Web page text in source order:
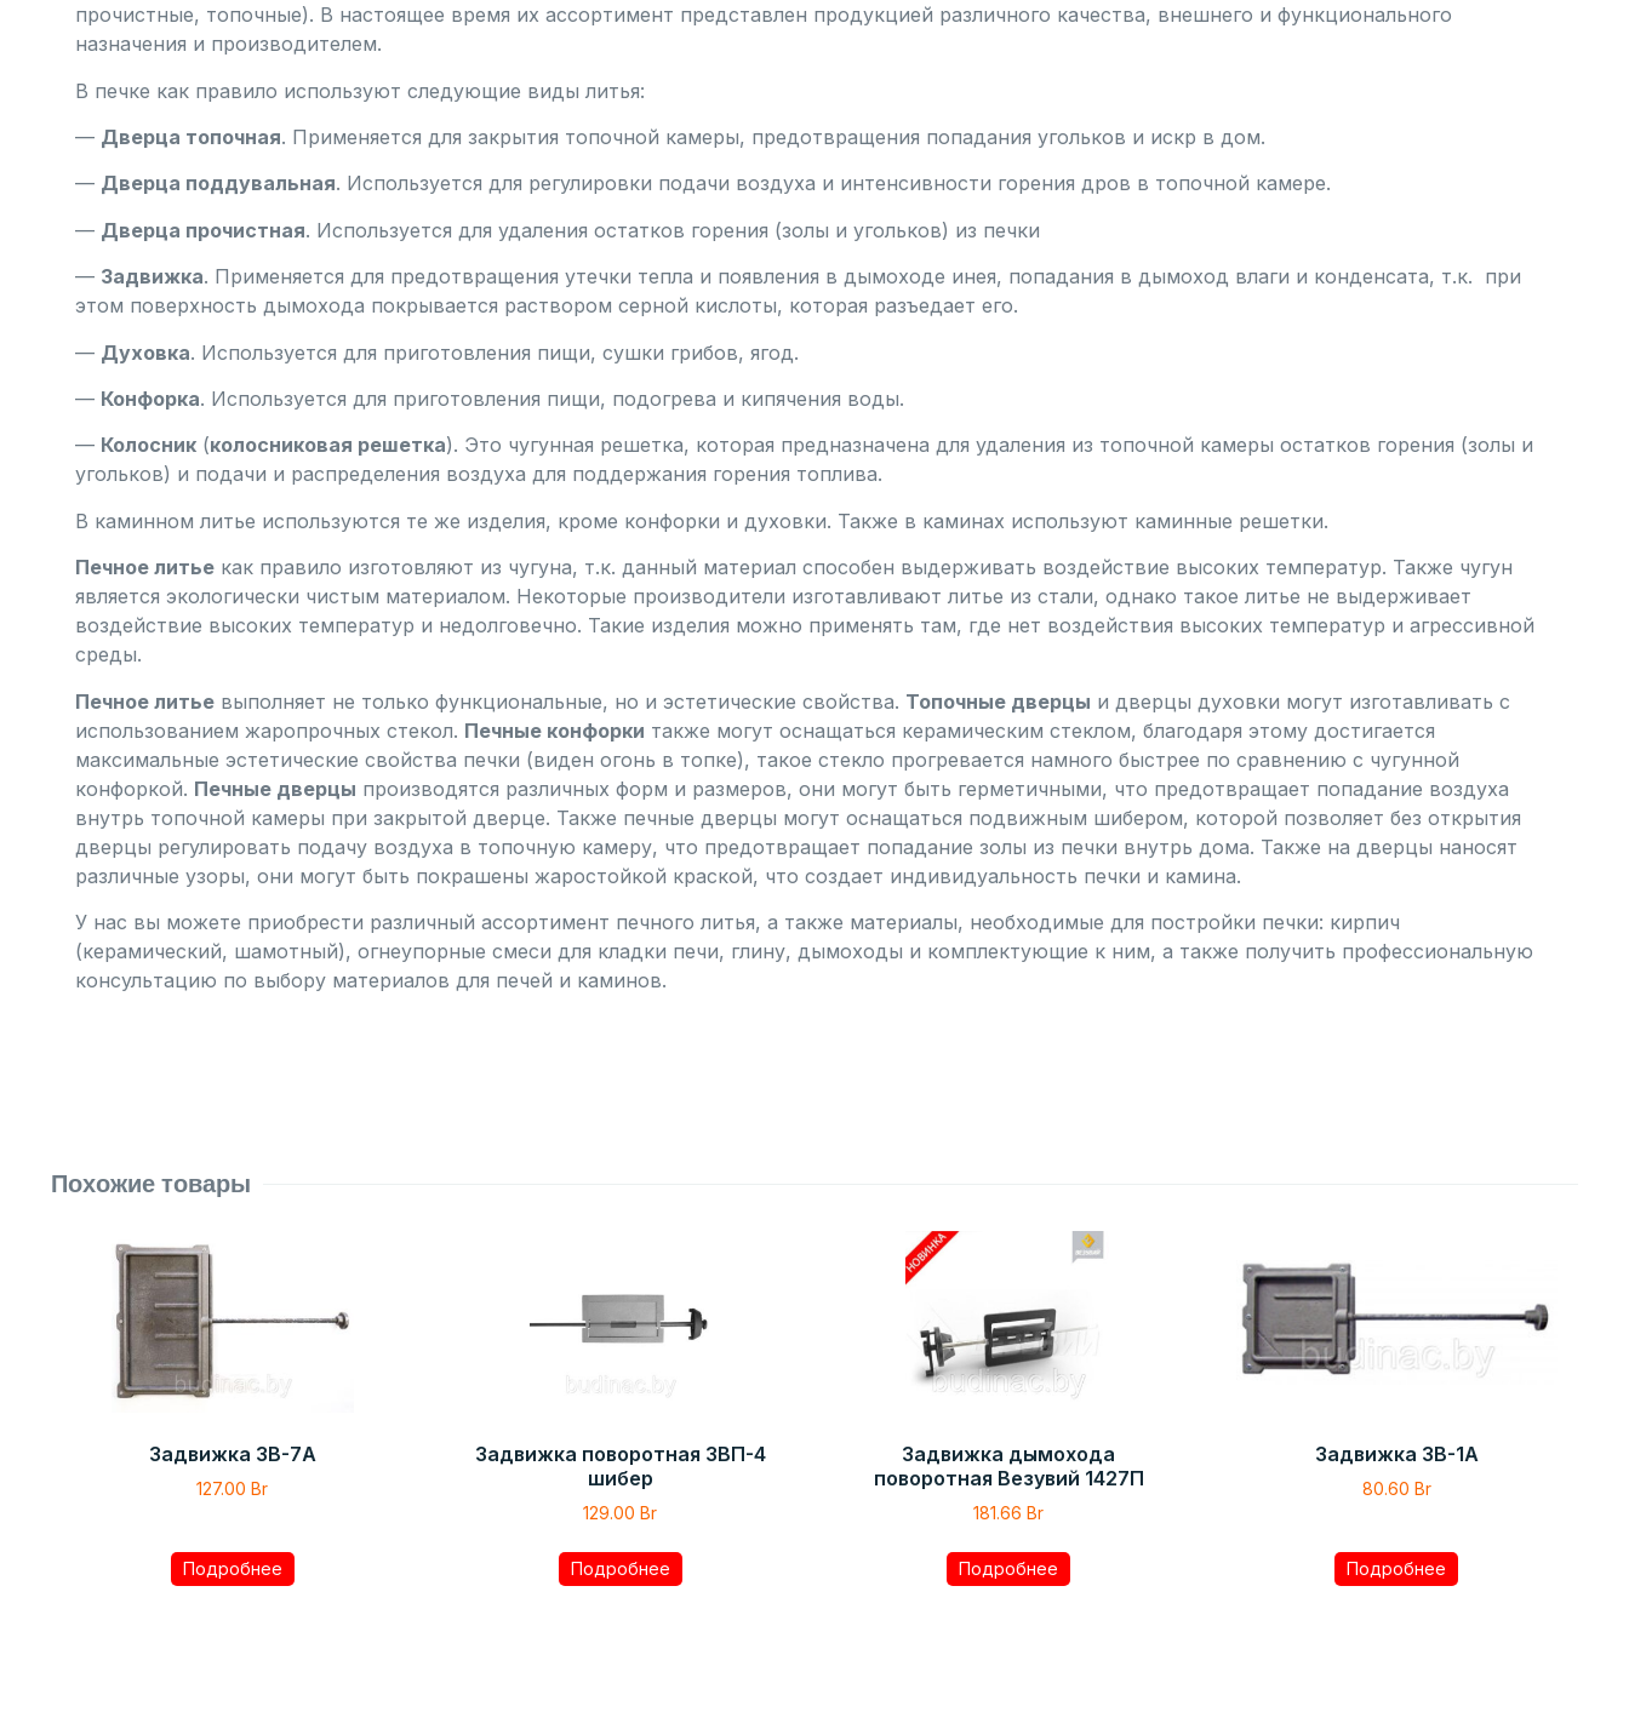
прочистные, топочные). В настоящее время их ассортимент представлен продукцией различного качества, внешнего и функционального
назначения и производителем.
В печке как правило используют следующие виды литья:
— Дверца топочная. Применяется для закрытия топочной камеры, предотвращения попадания угольков и искр в дом.
— Дверца поддувальная. Используется для регулировки подачи воздуха и интенсивности горения дров в топочной камере.
— Дверца прочистная. Используется для удаления остатков горения (золы и угольков) из печки
— Задвижка. Применяется для предотвращения утечки тепла и появления в дымоходе инея, попадания в дымоход влаги и конденсата, т.к. при
этом поверхность дымохода покрывается раствором серной кислоты, которая разъедает его.
— Духовка. Используется для приготовления пищи, сушки грибов, ягод.
— Конфорка. Используется для приготовления пищи, подогрева и кипячения воды.
— Колосник (колосниковая решетка). Это чугунная решетка, которая предназначена для удаления из топочной камеры остатков горения (золы и
угольков) и подачи и распределения воздуха для поддержания горения топлива.
В каминном литье используются те же изделия, кроме конфорки и духовки. Также в каминах используют каминные решетки.
Печное литье как правило изготовляют из чугуна, т.к. данный материал способен выдерживать воздействие высоких температур. Также чугун
является экологически чистым материалом. Некоторые производители изготавливают литье из стали, однако такое литье не выдерживает
воздействие высоких температур и недолговечно. Такие изделия можно применять там, где нет воздействия высоких температур и агрессивной
среды.
Печное литье выполняет не только функциональные, но и эстетические свойства. Топочные дверцы и дверцы духовки могут изготавливать с
использованием жаропрочных стекол. Печные конфорки также могут оснащаться керамическим стеклом, благодаря этому достигается
максимальные эстетические свойства печки (виден огонь в топке), такое стекло прогревается намного быстрее по сравнению с чугунной
конфоркой. Печные дверцы производятся различных форм и размеров, они могут быть герметичными, что предотвращает попадание воздуха
внутрь топочной камеры при закрытой дверце. Также печные дверцы могут оснащаться подвижным шибером, которой позволяет без открытия
дверцы регулировать подачу воздуха в топочную камеру, что предотвращает попадание золы из печки внутрь дома. Также на дверцы наносят
различные узоры, они могут быть покрашены жаростойкой краской, что создает индивидуальность печки и камина.
У нас вы можете приобрести различный ассортимент печного литья, а также материалы, необходимые для постройки печки: кирпич
(керамический, шамотный), огнеупорные смеси для кладки печи, глину, дымоходы и комплектующие к ним, а также получить профессиональную
консультацию по выбору материалов для печей и каминов.
Похожие товары
Задвижка ЗВ-7А
127.00Br
Подробнее
Задвижка поворотная ЗВП-4
шибер
129.00Br
Подробнее
Задвижка дымохода
поворотная Везувий 1427П
181.66Br
Подробнее
Задвижка ЗВ-1А
80.60 Br
Подробнее